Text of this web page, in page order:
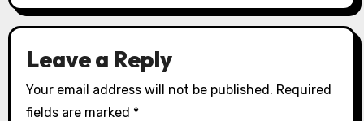
Leave a Reply
Your email address will not be published. Required
fields are marked *